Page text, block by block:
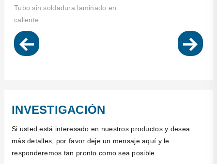
Tubo sin soldadura laminado en
caliente
INVESTIGACIÓN
Si usted está interesado en nuestros productos y desea
más detalles, por favor deje un mensaje aquí y le
responderemos tan pronto como sea posible.